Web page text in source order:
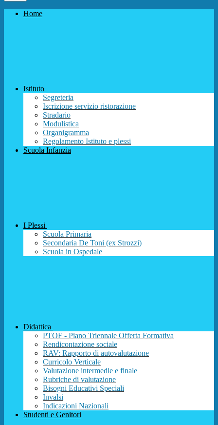
Home
Istituto
Segreteria
Iscrizione servizio ristorazione
Stradario
Modulistica
Organigramma
Regolamento Istituto e plessi
Scuola Infanzia
I Plessi
Scuola Primaria
Secondaria De Toni (ex Strozzi)
Scuola in Ospedale
Didattica
PTOF - Piano Triennale Offerta Formativa
Rendicontazione sociale
RAV: Rapporto di autovalutazione
Curricolo Verticale
Valutazione intermedie e finale
Rubriche di valutazione
Bisogni Educativi Speciali
Invalsi
Indicazioni Nazionali
Studenti e Genitori